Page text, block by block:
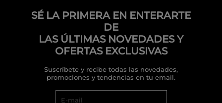
SÉ LA PRIMERA EN ENTERARTE
DE
LAS ÚLTIMAS NOVEDADES Y
OFERTAS EXCLUSIVAS
Suscríbete y recibe todas las novedades,
promociones y tendencias en tu email.